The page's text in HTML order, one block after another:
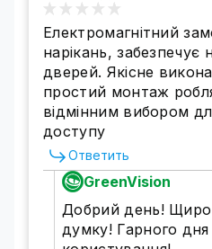
Електромагнітний
нарікань, забезпечує
дверей. Якісне
простий монтаж
відмінним вибором
доступу
Ответить
GreenVision
Добрий день! Щиро
думку! Гарного